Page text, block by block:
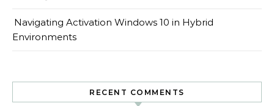
Navigating Activation Windows 10 in Hybrid
Environments
RECENT COMMENTS